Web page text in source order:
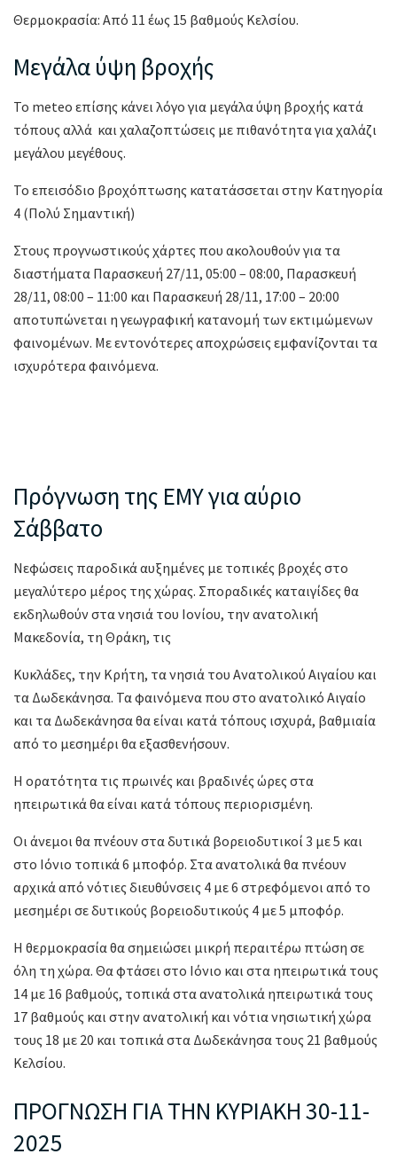
Θερμοκρασία: Από 11 έως 15 βαθμούς Κελσίου.
Μεγάλα ύψη βροχής
Το meteo επίσης κάνει λόγο για μεγάλα ύψη βροχής κατά
τόπους αλλά και χαλαζοπτώσεις με πιθανότητα για χαλάζι
μεγάλου μεγέθους.
Το επεισόδιο βροχόπτωσης κατατάσσεται στην Κατηγορία
4 (Πολύ Σημαντική)
Στους προγνωστικούς χάρτες που ακολουθούν για τα
διαστήματα Παρασκευή 27/11, 05:00 – 08:00, Παρασκευή
28/11, 08:00 – 11:00 και Παρασκευή 28/11, 17:00 – 20:00
αποτυπώνεται η γεωγραφική κατανομή των εκτιμώμενων
φαινομένων. Με εντονότερες αποχρώσεις εμφανίζονται τα
ισχυρότερα φαινόμενα.
Πρόγνωση της ΕΜΥ για αύριο
Σάββατο
Νεφώσεις παροδικά αυξημένες με τοπικές βροχές στο
μεγαλύτερο μέρος της χώρας. Σποραδικές καταιγίδες θα
εκδηλωθούν στα νησιά του Ιονίου, την ανατολική
Μακεδονία, τη Θράκη, τις
Κυκλάδες, την Κρήτη, τα νησιά του Ανατολικού Αιγαίου και
τα Δωδεκάνησα. Τα φαινόμενα που στο ανατολικό Αιγαίο
και τα Δωδεκάνησα θα είναι κατά τόπους ισχυρά, βαθμιαία
από το μεσημέρι θα εξασθενήσουν.
Η ορατότητα τις πρωινές και βραδινές ώρες στα
ηπειρωτικά θα είναι κατά τόπους περιορισμένη.
Οι άνεμοι θα πνέουν στα δυτικά βορειοδυτικοί 3 με 5 και
στο Ιόνιο τοπικά 6 μποφόρ. Στα ανατολικά θα πνέουν
αρχικά από νότιες διευθύνσεις 4 με 6 στρεφόμενοι από το
μεσημέρι σε δυτικούς βορειοδυτικούς 4 με 5 μποφόρ.
Η θερμοκρασία θα σημειώσει μικρή περαιτέρω πτώση σε
όλη τη χώρα. Θα φτάσει στο Ιόνιο και στα ηπειρωτικά τους
14 με 16 βαθμούς, τοπικά στα ανατολικά ηπειρωτικά τους
17 βαθμούς και στην ανατολική και νότια νησιωτική χώρα
τους 18 με 20 και τοπικά στα Δωδεκάνησα τους 21 βαθμούς
Κελσίου.
ΠΡΟΓΝΩΣΗ ΓΙΑ ΤΗΝ ΚΥΡΙΑΚΗ 30-11-
2025